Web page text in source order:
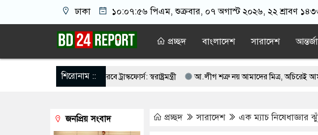
ঢাকা ১০:০৭:৫৭ পিএম, শুক্রবার, ০৭ অগাস্ট ২০২৬, ২২ শ্রাবণ ১৪৩৩
প্রচ্ছদ বাংলাদেশ সারাদেশ
শিরোনাম ::
তালিকা প্রণয়ন করবে ট্রাস্কফোর্স: স্বরাষ্ট্রমন্ত্রী আ.লীগ শত্রু নয় আমাদের মিত্র, অচিরেই আমাদের সঙ্গে
ঐক্যবদ্ধ থাকার আহ্বান পানিসম্পদমন্ত্রীর ৮ দফা দাবিতে মেহেরপুরে জামায়াতের স্মারকলিপি এবার
প্রচ্ছদ সারাদেশ এক ম্যাচ নিষেধাজ্ঞার
জনপ্রিয় সংবাদ